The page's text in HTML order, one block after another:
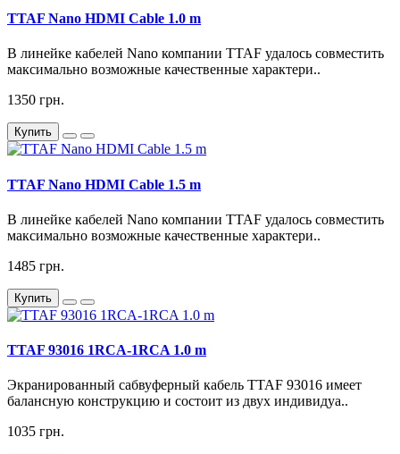
TTAF Nano HDMI Cable 1.0 m
В линейке кабелей Nano компании TTAF удалось совместить
максимально возможные качественные характери..
1350 грн.
Купить
TTAF Nano HDMI Cable 1.5 m
В линейке кабелей Nano компании TTAF удалось совместить
максимально возможные качественные характери..
1485 грн.
Купить
TTAF 93016 1RCA-1RCA 1.0 m
Экранированный сабвуферный кабель TTAF 93016 имеет
балансную конструкцию и состоит из двух индивидуа..
1035 грн.